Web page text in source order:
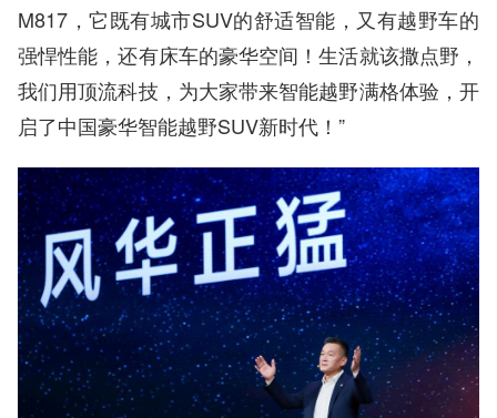
M817，它既有城市SUV的舒适智能，又有越野车的
强悍性能，还有床车的豪华空间！生活就该撒点野，
我们用顶流科技，为大家带来智能越野满格体验，开
启了中国豪华智能越野SUV新时代！”